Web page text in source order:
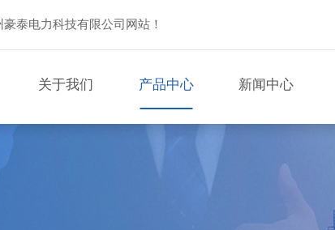
泰电力科技有限公司网站！
关于我们 产品中心 新闻中心